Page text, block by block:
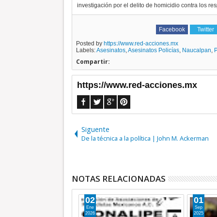
investigación por el delito de homicidio contra los
Facebook Twitter
Posted by https://www.red-acciones.mx
Labels:Asesinatos,Asesinatos Policías, Naucalpan,
Compartir:
https://www.red-acciones.mx
Siguente
De la técnica a la política | John M. Ackerman
NOTAS RELACIONADAS
21
Ago
2025
01
Jul
2024